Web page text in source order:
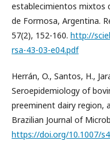
establecimientos mixtos
de Formosa, Argentina.
57(2), 152-160. http://
rsa-43-03-e04.pdf
Herrán, O., Santos, H.,
Seroepidemiology of
preeminent dairy region,
Brazilian Journal of
https://doi.org/10.1007/